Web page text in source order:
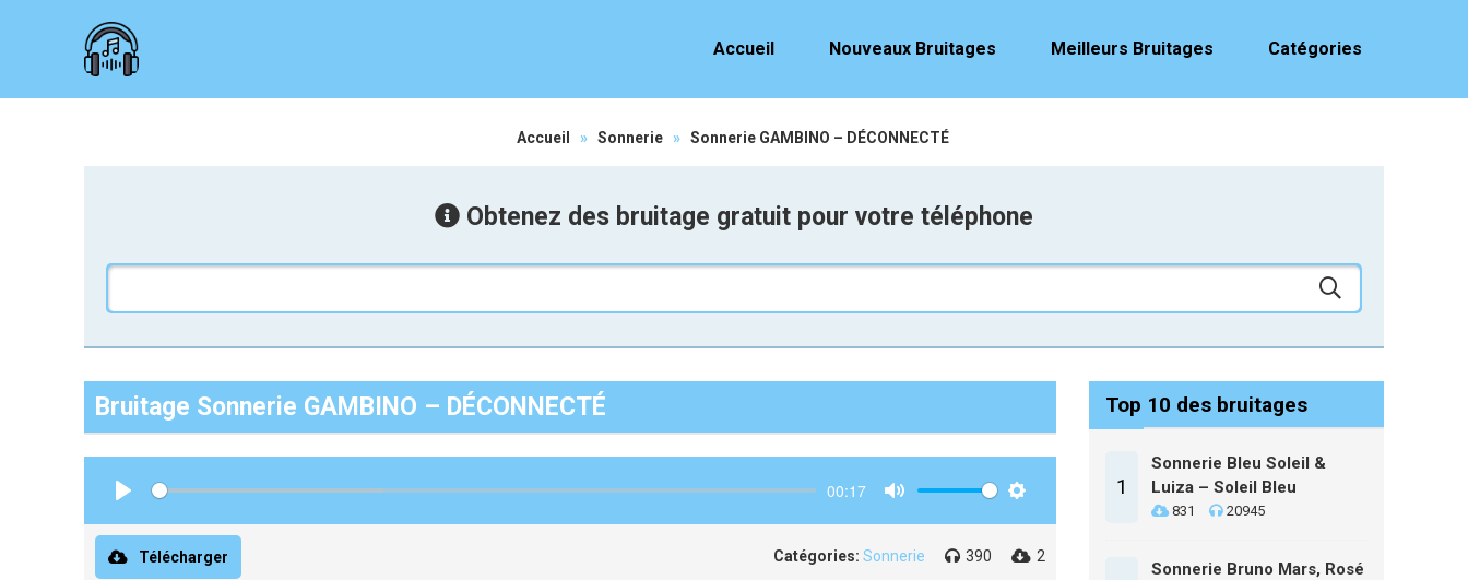
Accueil Nouveaux Bruitages Meilleurs Bruitages Catégories
Accueil » Sonnerie » Sonnerie GAMBINO – DÉCONNECTÉ
Obtenez des bruitage gratuit pour votre téléphone
Bruitage Sonnerie GAMBINO – DÉCONNECTÉ
00:17
Télécharger Catégories: Sonnerie 390 2
Top 10 des bruitages
1
Sonnerie Bleu Soleil &
Luiza – Soleil Bleu
831 20945
Sonnerie Bruno Mars, Rosé